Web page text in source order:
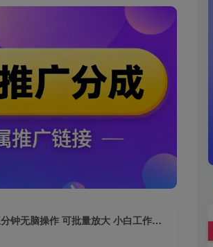
（6285期）国外项目注册一次0.5美金 只需三分钟无脑操作 可批量放大 小白工作室福利